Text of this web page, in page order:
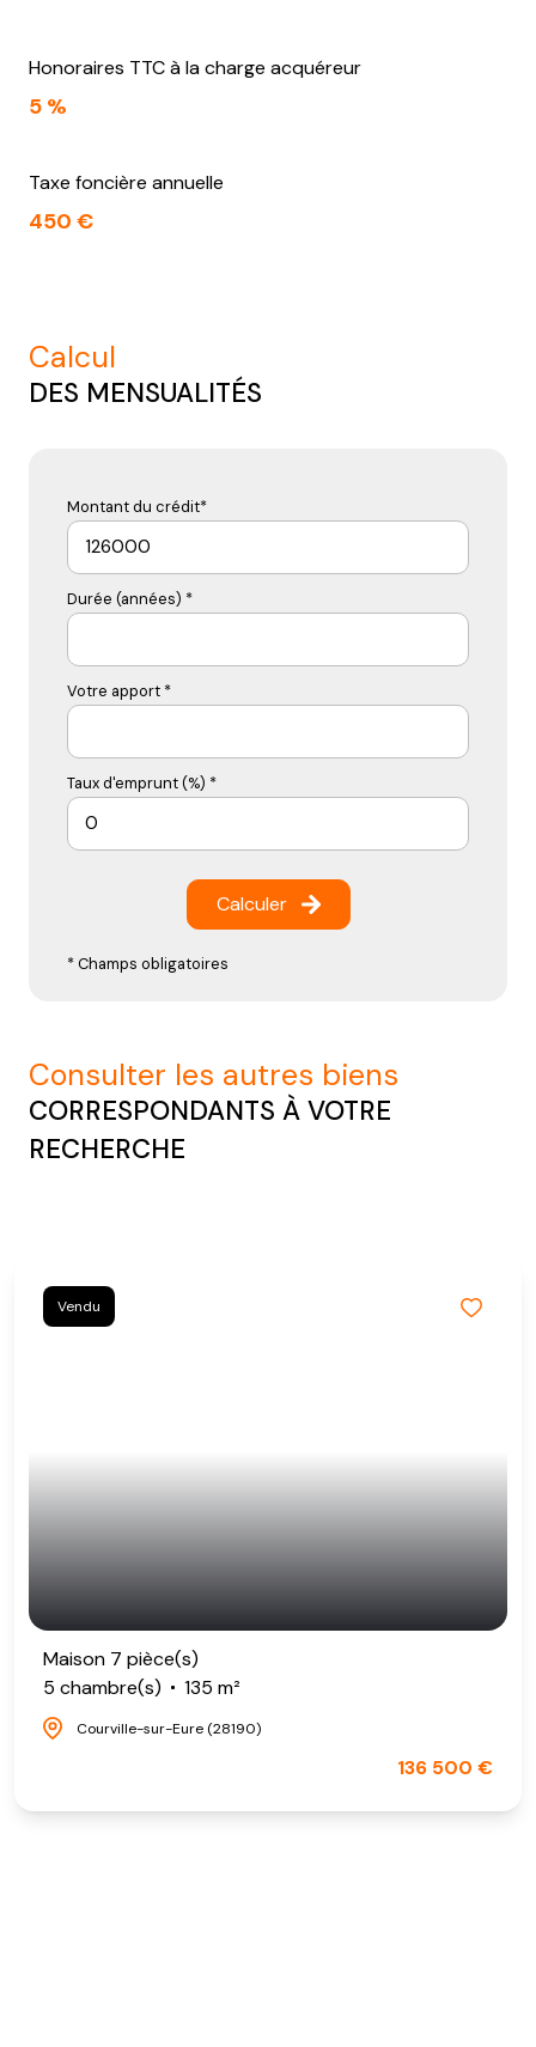
Honoraires TTC à la charge acquéreur
5 %
Taxe foncière annuelle
450 €
calcul
DES MENSUALITÉS
Montant du crédit*
Durée (années) *
Votre apport *
Taux d'emprunt (%) *
Calculer
* Champs obligatoires
consulter les autres biens
CORRESPONDANTS À VOTRE
RECHERCHE
Vendu
Maison 7 pièce(s)
5 chambre(s)
135 m²
Courville-sur-Eure (28190)
136 500 €